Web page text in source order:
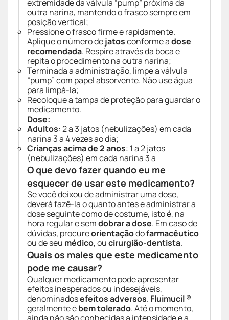
extremidade da válvula “pump” próxima da
outra narina, mantendo o frasco sempre em
posição vertical;
Pressione o frasco firme e rapidamente.
Aplique o número dejatosconforme adose
recomendada. Respire através da boca e
repita o procedimento na outra narina;
Terminada a administração, limpe a válvula
“pump” com papel absorvente. Não use água
para limpá-la;
Recoloque a tampa de proteção para guardar o
medicamento.
Dose:
Adultos: 2 a 3 jatos (nebulizações) em cada
narina 3 a 4 vezes ao dia;
Crianças acima de 2 anos: 1 a 2 jatos
(nebulizações) em cada narina 3 a
O que devo fazer quando eu me
esquecer de usar este medicamento?
Se você deixou de administrar uma dose,
deverá fazê-la o quanto antes e administrar a
dose seguinte como de costume, isto é, na
hora regular e semdobrar a dose. Em caso de
dúvidas, procureorientaçãodofarmacêutico
ou de seu médico, oucirurgião-dentista.
Quais os males que este medicamento
pode me causar?
Qualquer medicamento pode apresentar
efeitos inesperados ou indesejáveis,
denominadosefeitos adversos. Fluimucil®
geralmente ébem tolerado. Até o momento,